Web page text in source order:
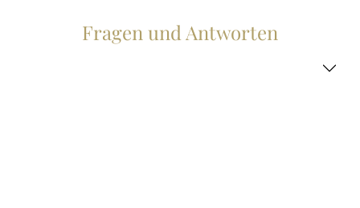
Fragen und Antworten